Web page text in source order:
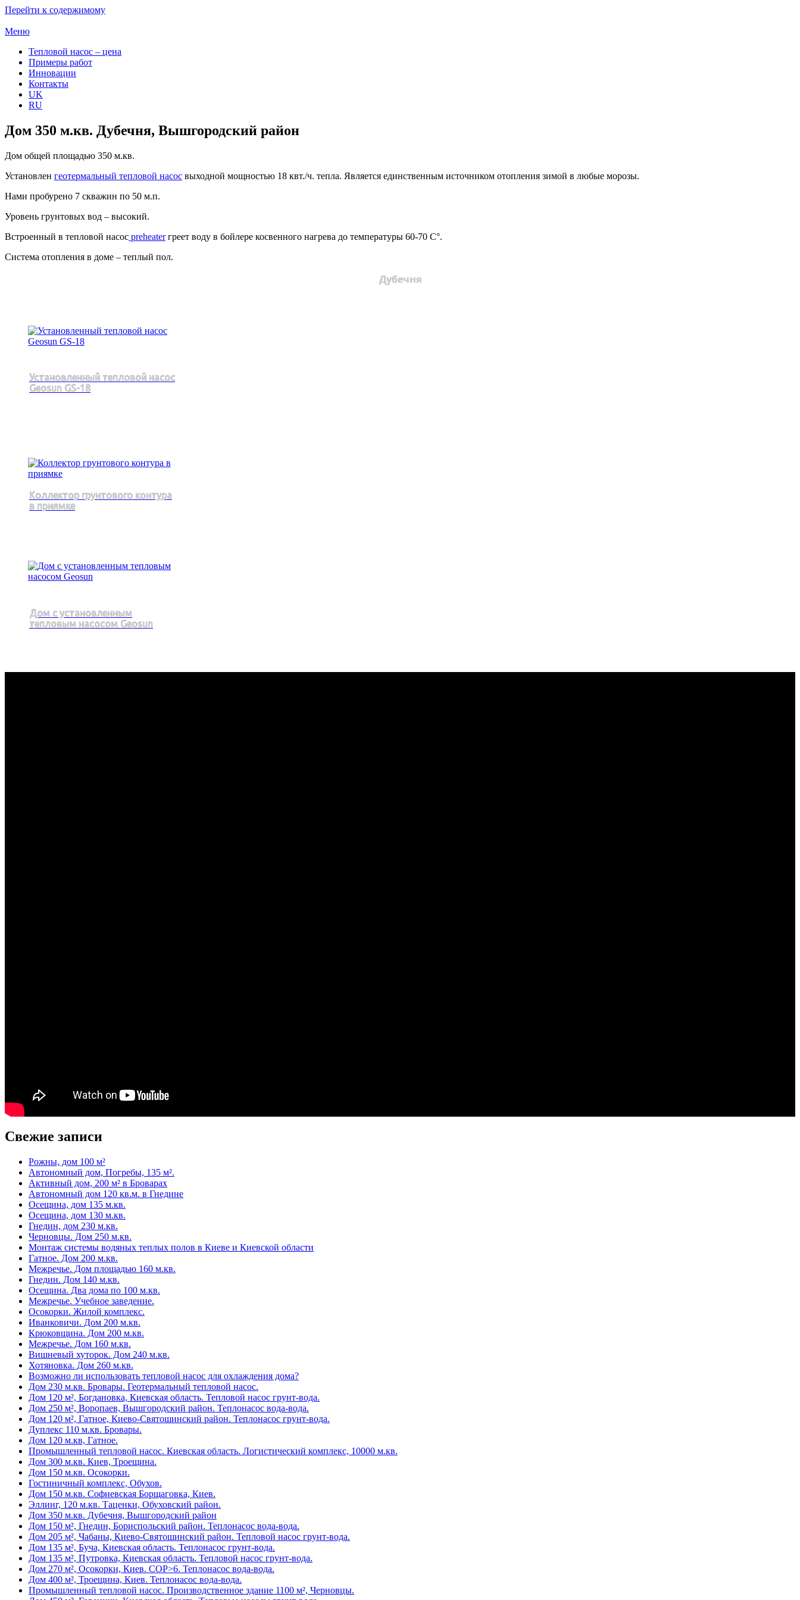
Перейти к содержимому
Меню
Тепловой насос – цена
Примеры работ
Инновации
Контакты
UK
RU
Дом 350 м.кв. Дубечня, Вышгородский район
Дом общей площадью 350 м.кв.
Установлен геотермальный тепловой насос выходной мощностью 18 квт./ч. тепла. Является единственным источником отопления зимой в любые морозы.
Нами пробурено 7 скважин по 50 м.п.
Уровень грунтовых вод – высокий.
Встроенный в тепловой насос preheaterгреет воду в бойлере косвенного нагрева до температуры 60-70 C°.
Система отопления в доме – теплый пол.
Дубечня
Установленный тепловой насос
Geosun GS-18
Коллектор грунтового контура
в приямке
Дом с установленным
тепловым насосом Geosun
Свежие записи
Рожны, дом 100 м²
Автономный дом, Погребы, 135 м².
Активный дом, 200 м² в Броварах
Автономный дом 120 кв.м. в Гнедине
Осещина, дом 135 м.кв.
Осещина, дом 130 м.кв.
Гнедин, дом 230 м.кв.
Черновцы. Дом 250 м.кв.
Монтаж системы водяных теплых полов в Киеве и Киевской области
Гатное. Дом 200 м.кв.
Межречье. Дом площадью 160 м.кв.
Гнедин. Дом 140 м.кв.
Осещина. Два дома по 100 м.кв.
Межречье. Учебное заведение.
Осокорки. Жилой комплекс.
Иванковичи. Дом 200 м.кв.
Крюковщина. Дом 200 м.кв.
Межречье. Дом 160 м.кв.
Вишневый хуторок. Дом 240 м.кв.
Хотяновка. Дом 260 м.кв.
Возможно ли использовать тепловой насос для охлаждения дома?
Дом 230 м.кв. Бровары. Геотермальный тепловой насос.
Дом 120 м², Богдановка, Киевская область. Тепловой насос грунт-вода.
Дом 250 м², Воропаев, Вышгородский район. Теплонасос вода-вода.
Дом 120 м², Гатное, Киево-Святошинский район. Теплонасос грунт-вода.
Дуплекс 110 м.кв. Бровары.
Дом 120 м.кв, Гатное.
Промышленный тепловой насос. Киевская область. Логистический комплекс, 10000 м.кв.
Дом 300 м.кв. Киев, Троещина.
Дом 150 м.кв. Осокорки.
Гостиничный комплекс, Обухов.
Дом 150 м.кв. Софиевская Борщаговка, Киев.
Эллинг, 120 м.кв. Таценки, Обуховский район.
Дом 350 м.кв. Дубечня, Вышгородский район
Дом 150 м², Гнедин, Бориспольский район. Теплонасос вода-вода.
Дом 205 м², Чабаны, Киево-Святошинский район. Тепловой насос грунт-вода.
Дом 135 м², Буча, Киевская область. Теплонасос грунт-вода.
Дом 135 м², Путровка, Киевская область. Тепловой насос грунт-вода.
Дом 270 м², Осокорки, Киев. COP>6. Теплонасос вода-вода.
Дом 400 м², Троещина, Киев. Теплонасос вода-вода.
Промышленный тепловой насос. Производственное здание 1100 м², Черновцы.